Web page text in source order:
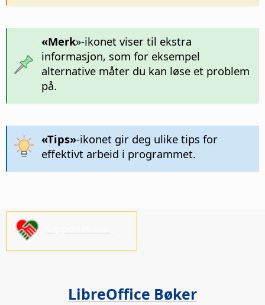
«Merk»-ikonet viser til ekstra
informasjon, som for eksempel
alternative måter du kan løse et problem
på.
«Tips»-ikonet gir deg ulike tips for
effektivt arbeid i programmet.
LibreOffice Bøker